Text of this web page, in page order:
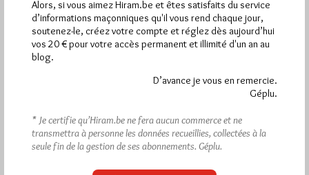
Alors, si vous aimez Hiram.be et êtes satisfaits du service
d’informations maçonniques qu'il vous rend chaque jour,
soutenez-le, créez votre compte et réglez dès aujourd’hui
vos 20 € pour votre accès permanent et illimité d'un an au
blog.
D’avance je vous en remercie.
Géplu.
* Je certifie qu’Hiram.be ne fera aucun commerce et ne
transmettra à personne les données recueillies, collectées à la
seule fin de la gestion de ses abonnements. Géplu.